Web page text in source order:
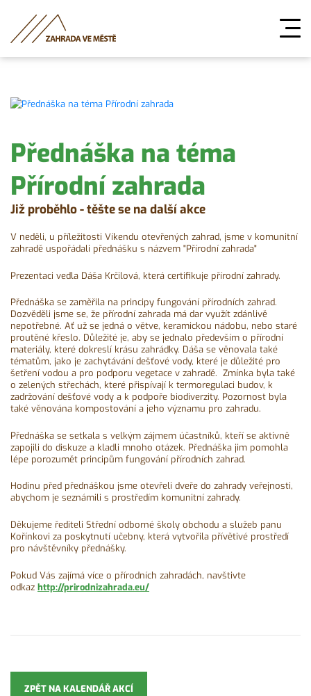
Přednáška na téma
Přírodní zahrada
Již proběhlo - těšte se na další akce
V neděli, u příležitosti Víkendu otevřených zahrad, jsme v komunitní
zahradě uspořádali přednášku s názvem "Přírodní zahrada"
Prezentaci vedla Dáša Krčilová, která certifikuje přírodní zahrady.
Přednáška se zaměřila na principy fungování přírodních zahrad.
Dozvěděli jsme se, že přírodní zahrada má dar využít zdánlivě
nepotřebné. Ať už se jedná o větve, keramickou nádobu, nebo staré
proutěné křeslo. Důležité je, aby se jednalo především o přírodní
materiály, které dokreslí krásu zahrádky. Dáša se věnovala také
tématům, jako je zachytávání dešťové vody, které je důležité pro
šetření vodou a pro podporu vegetace v zahradě. Zmínka byla také
o zelených střechách, které přispívají k termoregulaci budov, k
zadržování dešťové vody a k podpoře biodiverzity. Pozornost byla
také věnována kompostování a jeho významu pro zahradu.
Přednáška se setkala s velkým zájmem účastníků, kteří se aktivně
zapojili do diskuze a kladli mnoho otázek. Přednáška jim pomohla
lépe porozumět principům fungování přírodních zahrad.
Hodinu před přednáškou jsme otevřeli dveře do zahrady veřejnosti,
abychom je seznámili s prostředím komunitní zahrady.
Děkujeme řediteli Střední odborné školy obchodu a služeb panu
Kořínkovi za poskytnutí učebny, která vytvořila přívětivé prostředí
pro návštěvníky přednášky.
Pokud Vás zajímá více o přírodních zahradách, navštivte
odkaz http://prirodnizahrada.eu/
ZPĚT NA KALENDÁŘ AKCÍ